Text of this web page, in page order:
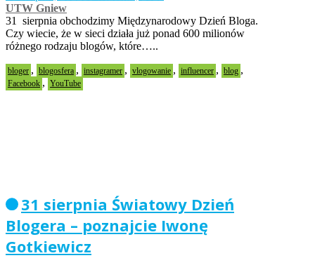
UTW Gniew
31 sierpnia obchodzimy Międzynarodowy Dzień Bloga.
Czy wiecie, że w sieci działa już ponad 600 milionów
różnego rodzaju blogów, które…..
bloger , blogosfera , instagramer , vlogowanie , influencer , blog ,
Facebook , YouTube
31 sierpnia Światowy Dzień
Blogera – poznajcie Iwonę
Gotkiewicz